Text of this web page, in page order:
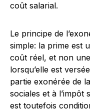
coût salarial.
Le principe de
simple: la prime est
coût réel, et non
lorsqu’elle est
partie exonérée de
sociales et à
est toutefois